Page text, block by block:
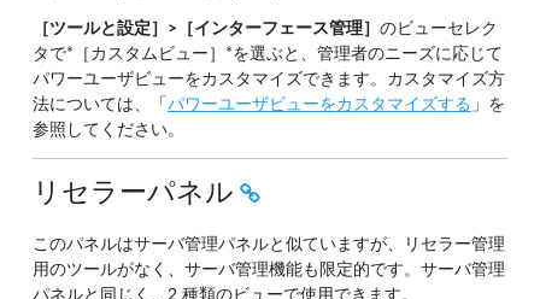
［ツールと設定］>［インターフェース管理］ のビューセレク
タで*［カスタムビュー］*を選ぶと、管理者のニーズに応じて
パワーユーザビューをカスタマイズできます。カスタマイズ方
法については、「 パワーユーザビューをカスタマイズする 」を
参照してください。
リセラーパネル
このパネルはサーバ管理パネルと似ていますが、リセラー管理
用のツールがなく、サーバ管理機能も限定的です。サーバ管理
パネルと同じく、2 種類のビューで使用できます。